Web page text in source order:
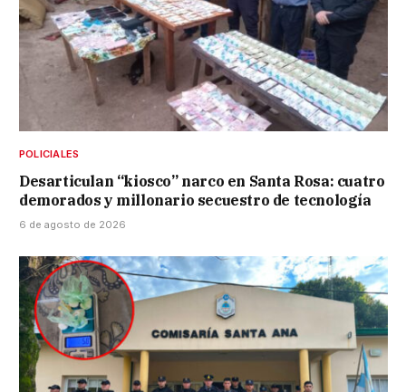
POLICIALES
Desarticulan “kiosco” narco en Santa Rosa: cuatro
demorados y millonario secuestro de tecnología
6 de agosto de 2026